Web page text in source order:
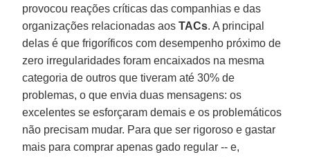
provocou reações críticas das companhias e das
organizações relacionadas aosTACs. A principal
delas é que frigoríficos com desempenho próximo de
zero irregularidades foram encaixados na mesma
categoria de outros que tiveram até 30% de
problemas, o que envia duas mensagens: os
excelentes se esforçaram demais e os problemáticos
não precisam mudar. Para que ser rigoroso e gastar
mais para comprar apenas gado regular -- e,